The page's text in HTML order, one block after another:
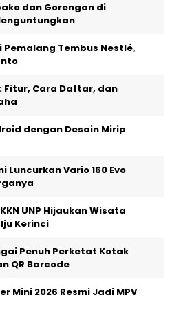
dan Gorengan di
Pemalang Tembus Nestlé,
Fitur, Cara Daftar, dan
dengan Desain Mirip
Luncurkan Vario 160 Evo
UNP Hijaukan Wisata
Kerinci
Penuh Perketat Kotak
QR Barcode
Mini 2026 Resmi Jadi MPV